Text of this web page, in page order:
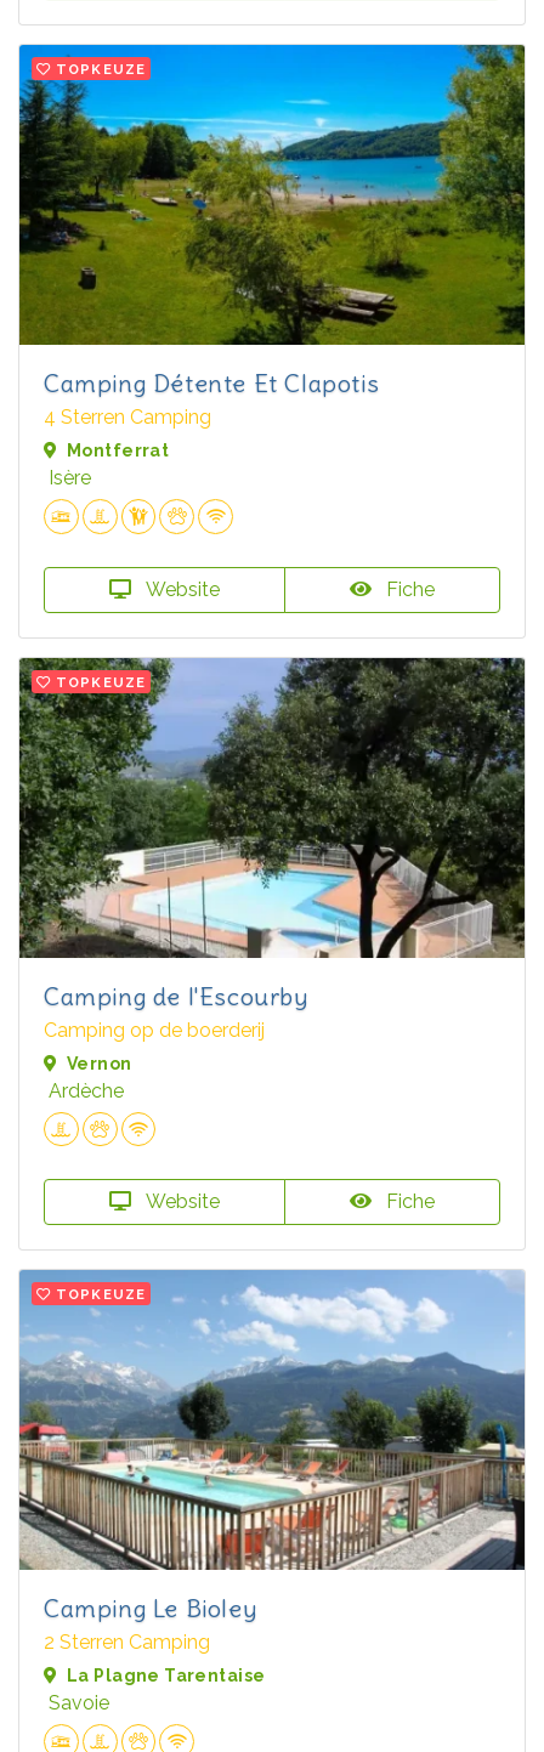
TOPKEUZE
Camping Détente Et Clapotis
4 Sterren Camping
Montferrat
Isère
Website Fiche
TOPKEUZE
Camping de l'Escourby
Camping op de boerderij
Vernon
Ardèche
Website Fiche
TOPKEUZE
Camping Le Bioley
2 Sterren Camping
La Plagne Tarentaise
Savoie